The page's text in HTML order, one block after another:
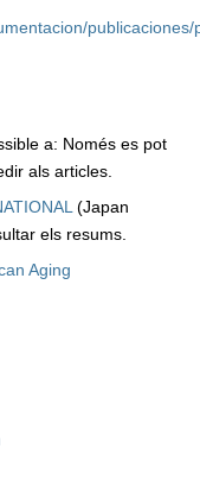
a: Només es pot
als articles.
(Japan
els resums.
Aging